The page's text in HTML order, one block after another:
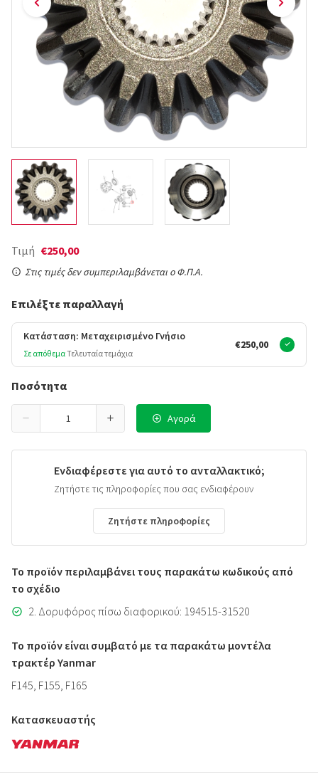
Τιμή €250,00
Στις τιμές δεν συμπεριλαμβάνεται ο Φ.Π.Α.
Επιλέξτε παραλλαγή
Κατάσταση: Μεταχειρισμένο Γνήσιο
Σε απόθεμαΤελευταία τεμάχια
€250,00
Ποσότητα
Αγορά
Ενδιαφέρεστε για αυτό το ανταλλακτικό;
Ζητήστε τις πληροφορίες που σας ενδιαφέρουν
Ζητήστε πληροφορίες
Το προϊόν περιλαμβάνει τους παρακάτω κωδικούς από
το σχέδιο
2. Δορυφόρος πίσω διαφορικού: 194515-31520
Το προϊόν είναι συμβατό με τα παρακάτω μοντέλα
τρακτέρ Yanmar
F145, F155, F165
Κατασκευαστής